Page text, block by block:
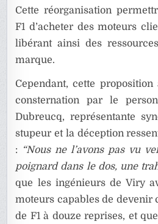
Cette réorganisation
F1 d’acheter des moteurs
libérant ainsi des
marque.
Cependant, cette
consternation par le
Dubreucq, représentante
stupeur et la déception
:
“Nous ne l’avons pas vu
poignard dans le dos, une
que les ingénieurs de Viry
moteurs capables de devenir
de F1 à douze reprises, et